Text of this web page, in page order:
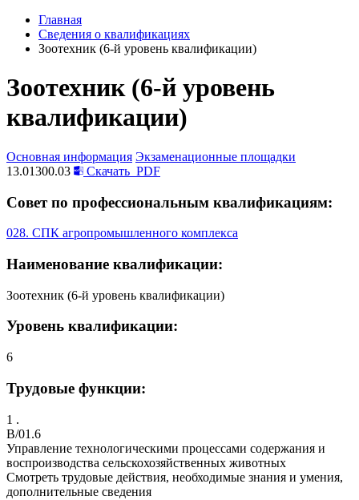
Главная
Сведения о квалификациях
Зоотехник (6-й уровень квалификации)
Зоотехник (6-й уровень
квалификации)
Основная информация Экзаменационные площадки
13.01300.03
Скачать PDF
Совет по профессиональным квалификациям:
028. СПК агропромышленного комплекса
Наименование квалификации:
Зоотехник (6-й уровень квалификации)
Уровень квалификации:
6
Трудовые функции:
1 .
B/01.6
Управление технологическими процессами содержания и
воспроизводства сельскохозяйственных животных
Смотреть трудовые действия, необходимые знания и умения,
дополнительные сведения